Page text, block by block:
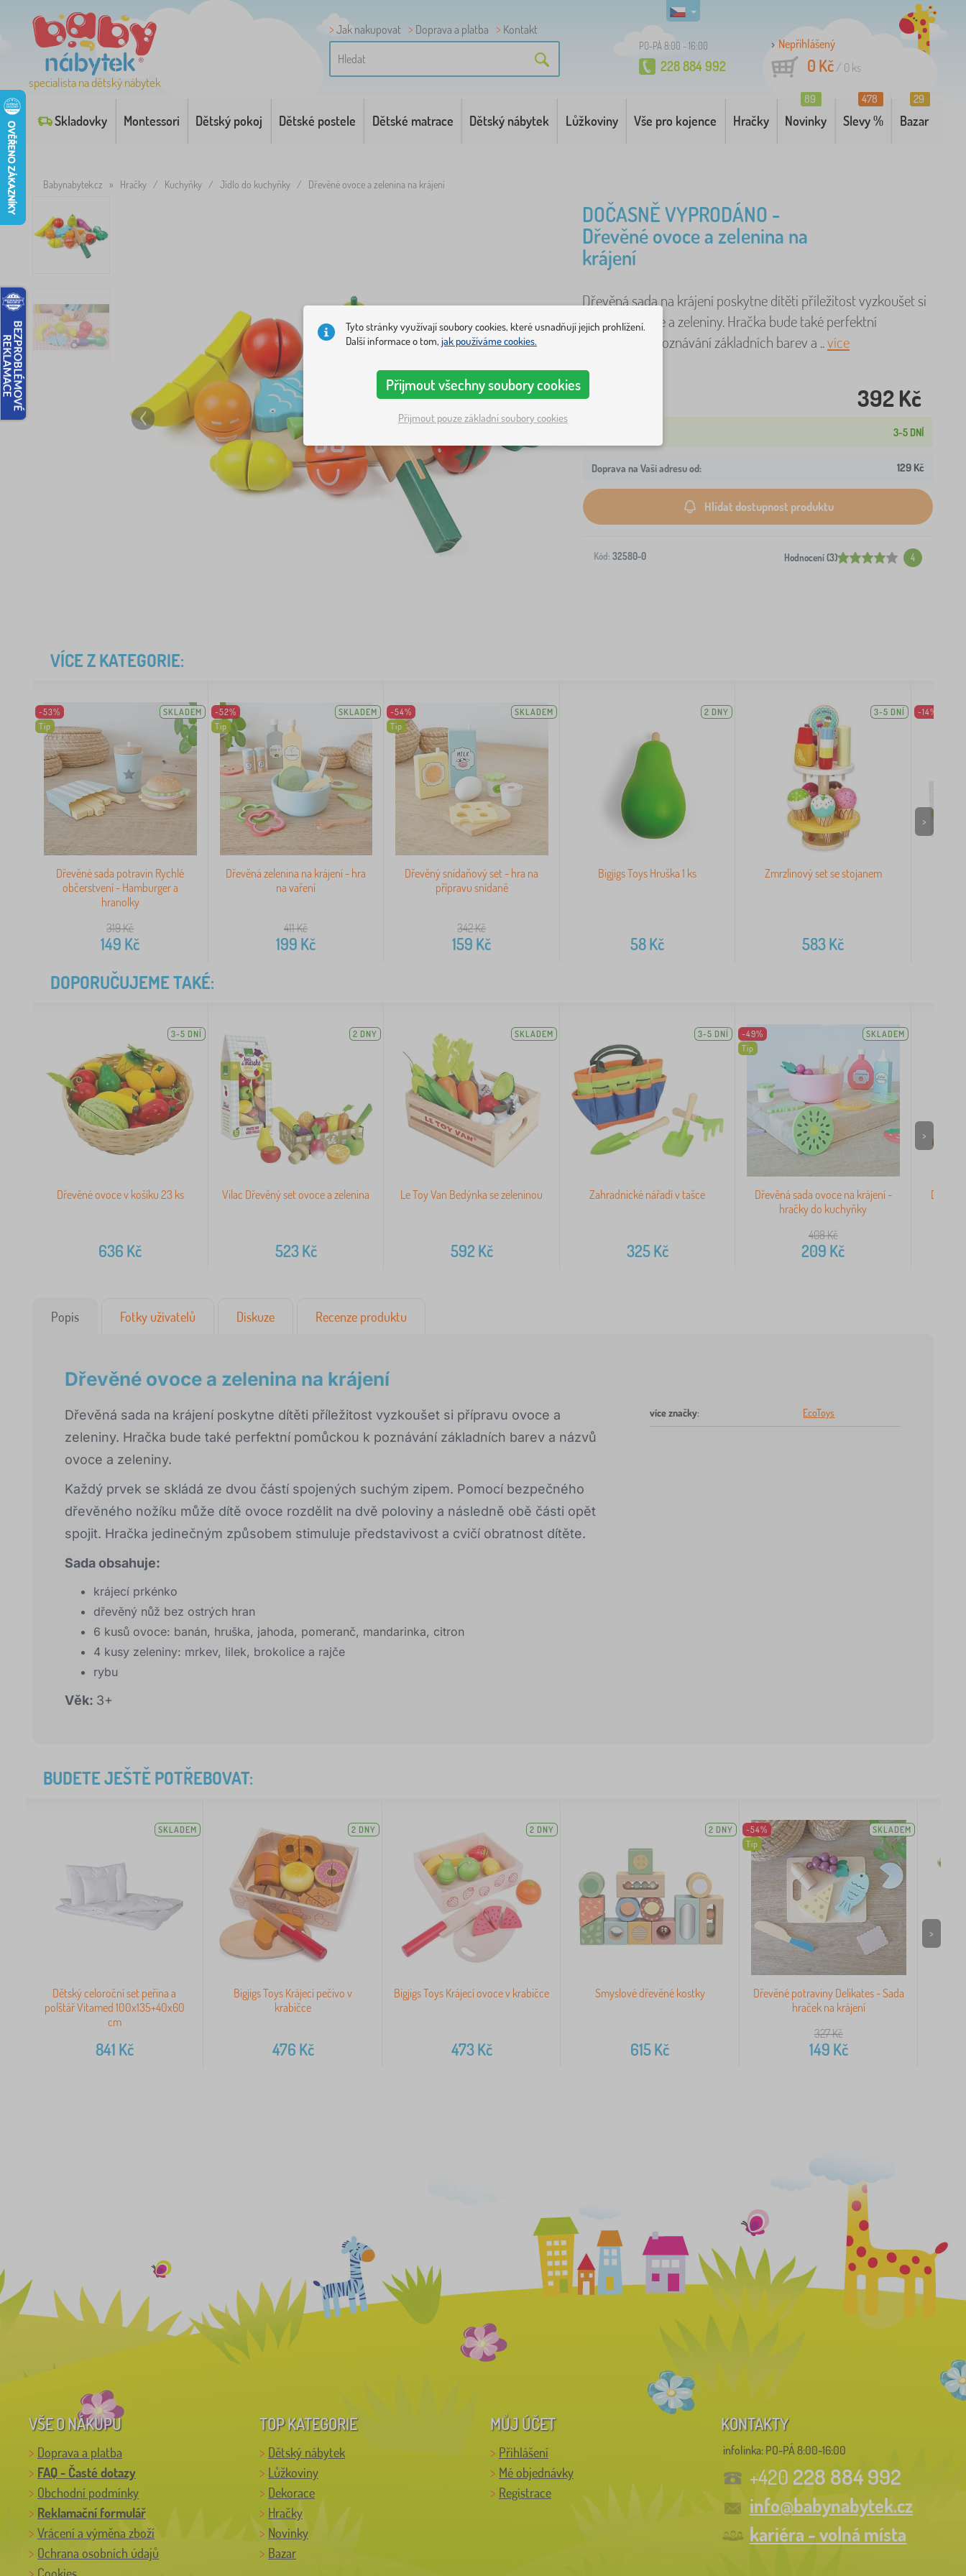
specialista na dětský nábytek
Jak nakupovat Doprava a platba Kontakt
PO-PÁ 8:00 - 16:00
228 884 992
Nepřihlášený
0 Kč/ 0 ks
Skladovky Montessori Dětský pokoj Dětské postele Dětské matrace Dětský nábytek Lůžkoviny Vše pro kojence Hračky Novinky
89
Slevy %
478
Bazar
29
Babynabytek.cz » Hračky / Kuchyňky / Jídlo do kuchyňky / Dřevěné ovoce a zelenina na krájení
DOČASNĚ VYPRODÁNO -
Dřevěné ovoce a zelenina na
krájení
Dřevěná sada na krájení poskytne dítěti příležitost vyzkoušet si
přípravu ovoce a zeleniny. Hračka bude také perfektní
pomůckou k poznávání základních barev a ..více
392 Kč
3-5 DNÍ
Doprava na Vaši adresu od: 129 Kč
Hlídat dostupnost produktu
Kód: 32580-0 Hodnocení (3) 4
VÍCE Z KATEGORIE:
-53%
Tip
SKLADEM
Dřevěné sada potravin Rychlé
občerstvení - Hamburger a
hranolky
319Kč
149 Kč
-52%
Tip
SKLADEM
Dřevěná zelenina na krájení - hra
na vaření
411Kč
199 Kč
-54%
Tip
SKLADEM
Dřevěný snídaňový set - hra na
přípravu snídaně
342Kč
159 Kč
2 DNY
Bigjigs Toys Hruška 1 ks
58Kč
3-5 DNÍ
Zmrzlinový set se stojanem
583Kč
-14%
>
DOPORUČUJEME TAKÉ:
3-5 DNÍ
Dřevěné ovoce v košíku 23 ks
636 Kč
2 DNY
Vilac Dřevěný set ovoce a zelenina
523Kč
SKLADEM
Le Toy Van Bedýnka se zeleninou
592 Kč
3-5 DNÍ
Zahradnické nářadí v tašce
325Kč
-49%
Tip
SKLADEM
Dřevěná sada ovoce na krájení -
hračky do kuchyňky
408Kč
209 Kč
>
Popis Fotky uživatelů Diskuze Recenze produktu
Dřevěné ovoce a zelenina na krájení
Dřevěná sada na krájení poskytne dítěti příležitost vyzkoušet si přípravu ovoce a
zeleniny. Hračka bude také perfektní pomůckou k poznávání základních barev a názvů
ovoce a zeleniny.
Každý prvek se skládá ze dvou částí spojených suchým zipem. Pomocí bezpečného
dřevěného nožíku může dítě ovoce rozdělit na dvě poloviny a následně obě části opět
spojit. Hračka jedinečným způsobem stimuluje představivost a cvičí obratnost dítěte.
Sada obsahuje:
krájecí prkénko
dřevěný nůž bez ostrých hran
6 kusů ovoce: banán, hruška, jahoda, pomeranč, mandarinka, citron
4 kusy zeleniny: mrkev, lilek, brokolice a rajče
rybu
Věk: 3+
více značky: EcoToys
BUDETE JEŠTĚ POTŘEBOVAT:
SKLADEM
Dětský celoroční set peřina a
polštář Vitamed 100x135+40x60
cm
841 Kč
2 DNY
Bigjigs Toys Krájecí pečivo v
krabičce
476 Kč
2 DNY
Bigjigs Toys Krájecí ovoce v krabičce
473Kč
2 DNY
Smyslové dřevěné kostky
615Kč
-54%
Tip
SKLADEM
Dřevěné potraviny Delikates - Sada
hraček na krájení
327Kč
149 Kč
>
VŠE O NÁKUPU
Doprava a platba
FAQ - Časté dotazy
Obchodní podmínky
Reklamační formulář
Vrácení a výměna zboží
Ochrana osobních údajů
TOP KATEGORIE
Dětský nábytek
Lůžkoviny
Dekorace
Hračky
Novinky
Bazar
MŮJ ÚČET
Přihlášení
Mé objednávky
Registrace
KONTAKTY
infolinka: PO-PÁ 8:00-16:00
+420 228 884 992
info@babynabytek.cz
kariéra - volná místa
Tyto stránky využívají soubory cookies, které usnadňují jejich prohlížení.
Další informace o tom, jak používáme cookies.
Přijmout všechny soubory cookies
Přijmout pouze základní soubory cookies